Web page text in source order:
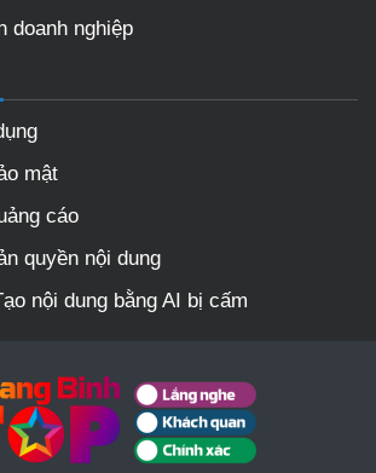
doanh nghiệp
mật
cáo
quyền nội dung
nội dung bằng AI bị cấm